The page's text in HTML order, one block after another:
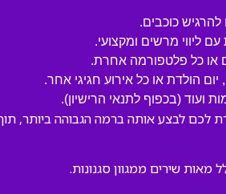
כוכבים.
ליווי מרשים ומקצועי.
או כל פלטפורמה אחרת.
הולדת או כל אירוע חגיגי אחר.
ועוד (בכפוף לתנאי הרישיון).
לכם לבצע אותה ברמה הגבוהה ביותר,
מאות שירים ממגוון סגנונות.